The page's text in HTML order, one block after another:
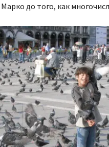
до того, как